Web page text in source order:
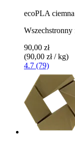
ecoPLA
90,00 zł
(90,00 zł / kg)
4.7 (79)